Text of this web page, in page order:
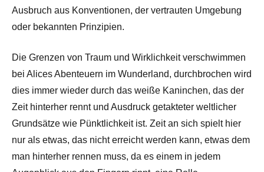
Ausbruch aus Konventionen, der vertrauten Umgebung
oder bekannten Prinzipien.
Die Grenzen von Traum und Wirklichkeit verschwimmen
bei Alices Abenteuern im Wunderland, durchbrochen wird
dies immer wieder durch das weiße Kaninchen, das der
Zeit hinterher rennt und Ausdruck getakteter weltlicher
Grundsätze wie Pünktlichkeit ist. Zeit an sich spielt hier
nur als etwas, das nicht erreicht werden kann, etwas dem
man hinterher rennen muss, da es einem in jedem